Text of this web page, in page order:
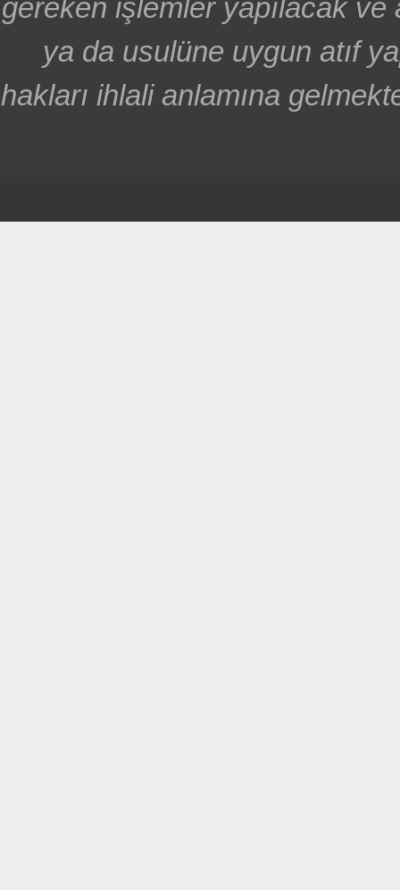
gereken işlemler yapılacak ve
ya da usulüne uygun atıf
hakları ihlali anlamına